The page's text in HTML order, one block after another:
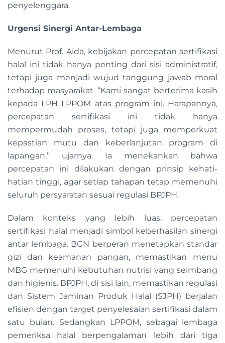
penyelenggara.
Urgensi Sinergi Antar-Lembaga
Menurut Prof. Aida, kebijakan percepatan sertifikasi
halal ini tidak hanya penting dari sisi administratif,
tetapi juga menjadi wujud tanggung jawab moral
terhadap masyarakat. “Kami sangat berterima kasih
kepada LPH LPPOM atas program ini. Harapannya,
percepatan sertifikasi ini tidak hanya
mempermudah proses, tetapi juga memperkuat
kepastian mutu dan keberlanjutan program di
lapangan,” ujarnya. Ia menekankan bahwa
percepatan ini dilakukan dengan prinsip kehati-
hatian tinggi, agar setiap tahapan tetap memenuhi
seluruh persyaratan sesuai regulasi BPJPH.
Dalam konteks yang lebih luas, percepatan
sertifikasi halal menjadi simbol keberhasilan sinergi
antar lembaga. BGN berperan menetapkan standar
gizi dan keamanan pangan, memastikan menu
MBG memenuhi kebutuhan nutrisi yang seimbang
dan higienis. BPJPH, di sisi lain, memastikan regulasi
dan Sistem Jaminan Produk Halal (SJPH) berjalan
efisien dengan target penyelesaian sertifikasi dalam
satu bulan. Sedangkan LPPOM, sebagai lembaga
pemeriksa halal berpengalaman lebih dari tiga